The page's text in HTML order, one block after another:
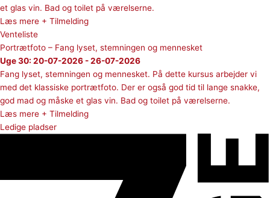
et glas vin. Bad og toilet på værelserne.
Læs mere + Tilmelding
Venteliste
Portrætfoto – Fang lyset, stemningen og mennesket
Uge 30: 20-07-2026 - 26-07-2026
Fang lyset, stemningen og mennesket. På dette kursus arbejder vi
med det klassiske portrætfoto. Der er også god tid til lange snakke,
god mad og måske et glas vin. Bad og toilet på værelserne.
Læs mere + Tilmelding
Ledige pladser